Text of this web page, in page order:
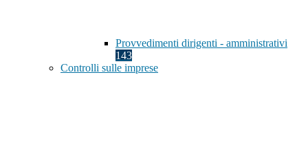
Provvedimenti dirigenti - amministrativi
143
Controlli sulle imprese